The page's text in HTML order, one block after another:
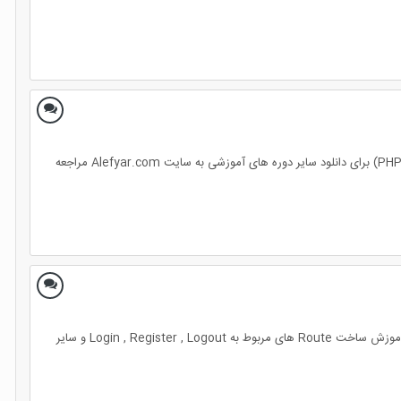
ساخت منوی مطالب در بخش کاربری و نمایش مطالب ساخته شده مدرس ابوالفضل طالبی جلسه ی 30 زمان: 26 دقیقه پیش نیاز: PHP (دانلود آموزش PHP) برای دانلود سایر دوره های آموزشی به سایت Alefyar.com مراجعه
در این جلسه از آموزش لاراول موارد زیر آموزش داده میشود آموزش ساختار middleware ها و وظایف آنها در لاراول کنترلهای مربوط به Auth در لاراول آموزش ساخت Route های مربوط به Login , Register , Logout و سایر